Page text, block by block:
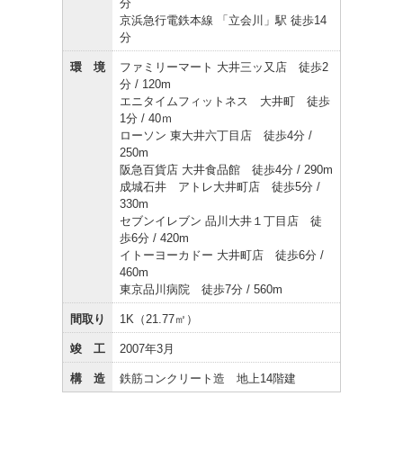
分
京浜急行電鉄本線 「立会川」駅 徒歩14
分
環 境
ファミリーマート 大井三ッ又店 徒歩2
分 / 120m
エニタイムフィットネス 大井町 徒歩
1分 / 40ｍ
ローソン 東大井六丁目店 徒歩4分 /
250m
阪急百貨店 大井食品館 徒歩4分 / 290m
成城石井 アトレ大井町店 徒歩5分 /
330m
セブンイレブン 品川大井１丁目店 徒
歩6分 / 420m
イトーヨーカドー 大井町店 徒歩6分 /
460m
東京品川病院 徒歩7分 / 560m
間取り 1K（21.77㎡）
竣 工 2007年3月
構 造 鉄筋コンクリート造 地上14階建